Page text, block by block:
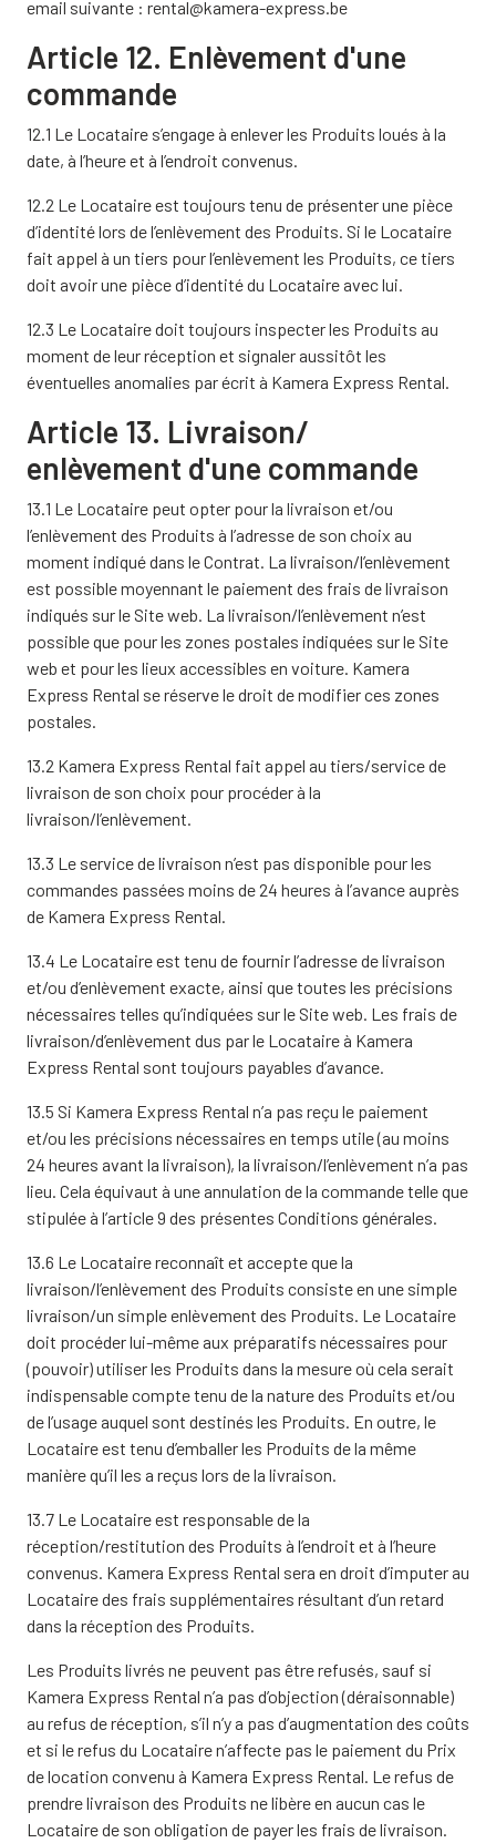
email suivante : rental@kamera-express.be
Article 12. Enlèvement d'une
commande
12.1 Le Locataire s’engage à enlever les Produits loués à la
date, à l’heure et à l’endroit convenus.
12.2 Le Locataire est toujours tenu de présenter une pièce
d’identité lors de l’enlèvement des Produits. Si le Locataire
fait appel à un tiers pour l’enlèvement les Produits, ce tiers
doit avoir une pièce d’identité du Locataire avec lui.
12.3 Le Locataire doit toujours inspecter les Produits au
moment de leur réception et signaler aussitôt les
éventuelles anomalies par écrit à Kamera Express Rental.
Article 13. Livraison/
enlèvement d'une commande
13.1 Le Locataire peut opter pour la livraison et/ou
l’enlèvement des Produits à l’adresse de son choix au
moment indiqué dans le Contrat. La livraison/l’enlèvement
est possible moyennant le paiement des frais de livraison
indiqués sur le Site web. La livraison/l’enlèvement n’est
possible que pour les zones postales indiquées sur le Site
web et pour les lieux accessibles en voiture. Kamera
Express Rental se réserve le droit de modifier ces zones
postales.
13.2 Kamera Express Rental fait appel au tiers/service de
livraison de son choix pour procéder à la
livraison/l’enlèvement.
13.3 Le service de livraison n’est pas disponible pour les
commandes passées moins de 24 heures à l’avance auprès
de Kamera Express Rental.
13.4 Le Locataire est tenu de fournir l’adresse de livraison
et/ou d’enlèvement exacte, ainsi que toutes les précisions
nécessaires telles qu’indiquées sur le Site web. Les frais de
livraison/d’enlèvement dus par le Locataire à Kamera
Express Rental sont toujours payables d’avance.
13.5 Si Kamera Express Rental n’a pas reçu le paiement
et/ou les précisions nécessaires en temps utile (au moins
24 heures avant la livraison), la livraison/l’enlèvement n’a pas
lieu. Cela équivaut à une annulation de la commande telle que
stipulée à l’article 9 des présentes Conditions générales.
13.6 Le Locataire reconnaît et accepte que la
livraison/l’enlèvement des Produits consiste en une simple
livraison/un simple enlèvement des Produits. Le Locataire
doit procéder lui-même aux préparatifs nécessaires pour
(pouvoir) utiliser les Produits dans la mesure où cela serait
indispensable compte tenu de la nature des Produits et/ou
de l’usage auquel sont destinés les Produits. En outre, le
Locataire est tenu d’emballer les Produits de la même
manière qu’il les a reçus lors de la livraison.
13.7 Le Locataire est responsable de la
réception/restitution des Produits à l’endroit et à l’heure
convenus. Kamera Express Rental sera en droit d’imputer au
Locataire des frais supplémentaires résultant d’un retard
dans la réception des Produits.
Les Produits livrés ne peuvent pas être refusés, sauf si
Kamera Express Rental n’a pas d’objection (déraisonnable)
au refus de réception, s’il n’y a pas d’augmentation des coûts
et si le refus du Locataire n’affecte pas le paiement du Prix
de location convenu à Kamera Express Rental. Le refus de
prendre livraison des Produits ne libère en aucun cas le
Locataire de son obligation de payer les frais de livraison.